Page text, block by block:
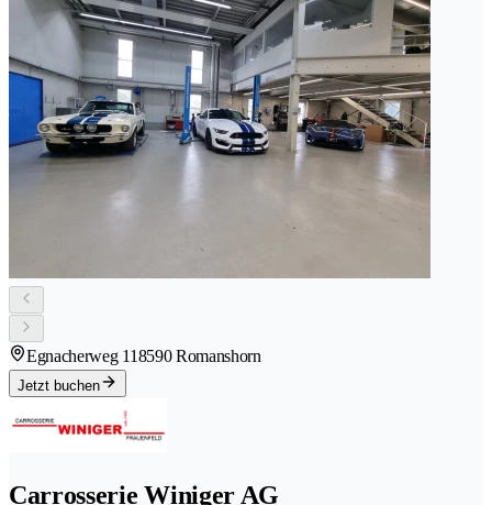
Egnacherweg 118590 Romanshorn
Jetzt buchen
Carrosserie Winiger AG